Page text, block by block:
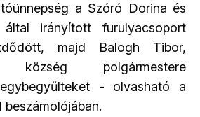
a Szóró Dorina és
irányított furulyacsoport
majd Balogh Tibor,
község polgármestere
- olvasható a